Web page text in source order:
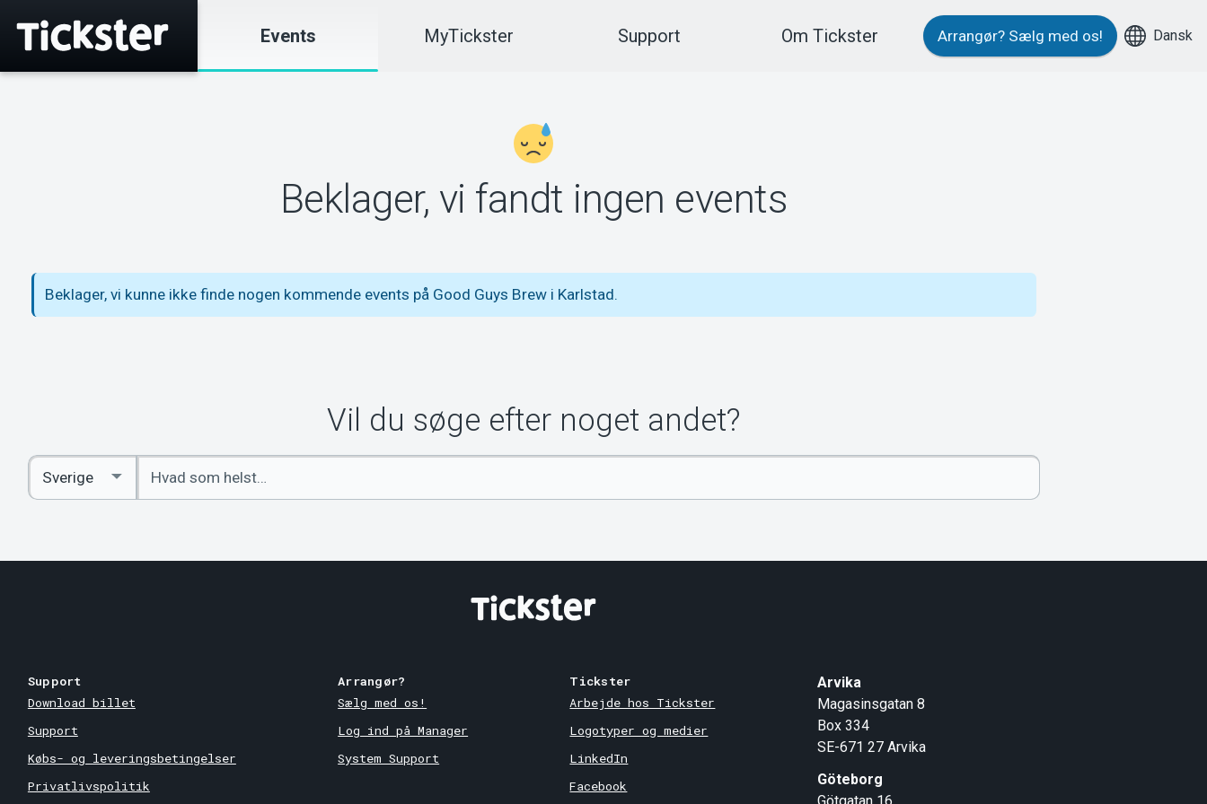
Events MyTickster Support Om Tickster Arrangør? Sælg med os! Dansk
Beklager, vi fandt ingen events
Beklager, vi kunne ikke finde nogen kommende events på Good Guys Brew i Karlstad.
Vil du søge efter noget andet?
Indtast
søgeord
Select
Country
Support
Download billet
Support
Købs- og leveringsbetingelser
Privatlivspolitik
Arrangør?
Sælg med os!
Log ind på Manager
System Support
Tickster
Arbejde hos Tickster
Logotyper og medier
LinkedIn
Facebook
Arvika
Magasinsgatan 8
Box 334
SE-671 27 Arvika
Göteborg